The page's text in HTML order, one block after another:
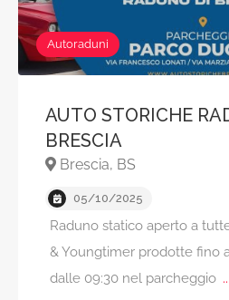
Autoraduni
AUTO STORICHE
BRESCIA
Brescia, BS
05/10/2025
Raduno statico aperto a
& Youngtimer prodotte fino
dalle 09:30 nel parcheggio